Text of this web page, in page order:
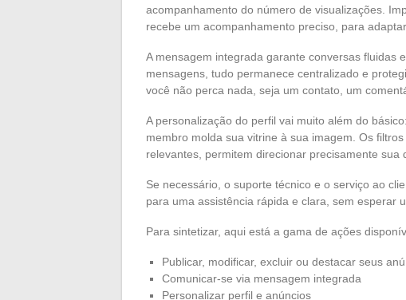
acompanhamento do número de visualizações.
recebe um acompanhamento preciso, para
A mensagem integrada garante conversas fluidas
mensagens, tudo permanece centralizado e
você não perca nada, seja um contato, um
A personalização do perfil vai muito além do
membro molda sua vitrine à sua imagem. Os
relevantes, permitem direcionar precisamente sua
Se necessário, o suporte técnico e o serviço ao
para uma assistência rápida e clara, sem esperar
Para sintetizar, aqui está a gama de ações
Publicar, modificar, excluir ou destacar seus
Comunicar-se via mensagem integrada
Personalizar perfil e anúncios